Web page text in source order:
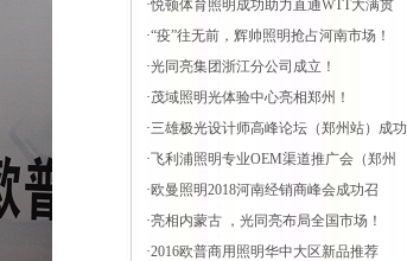
·悦顿体育照明成功助力直通WTT大满贯
·“疫”往无前，辉帅照明抢占河南市场！
·光同亮集团浙江分公司成立！
·茂域照明光体验中心亮相郑州！
·三雄极光设计师高峰论坛（郑州站）成功
·飞利浦照明专业OEM渠道推广会（郑州
·欧曼照明2018河南经销商峰会成功召
·亮相内蒙古 ，光同亮布局全国市场！
·2016欧普商用照明华中大区新品推荐